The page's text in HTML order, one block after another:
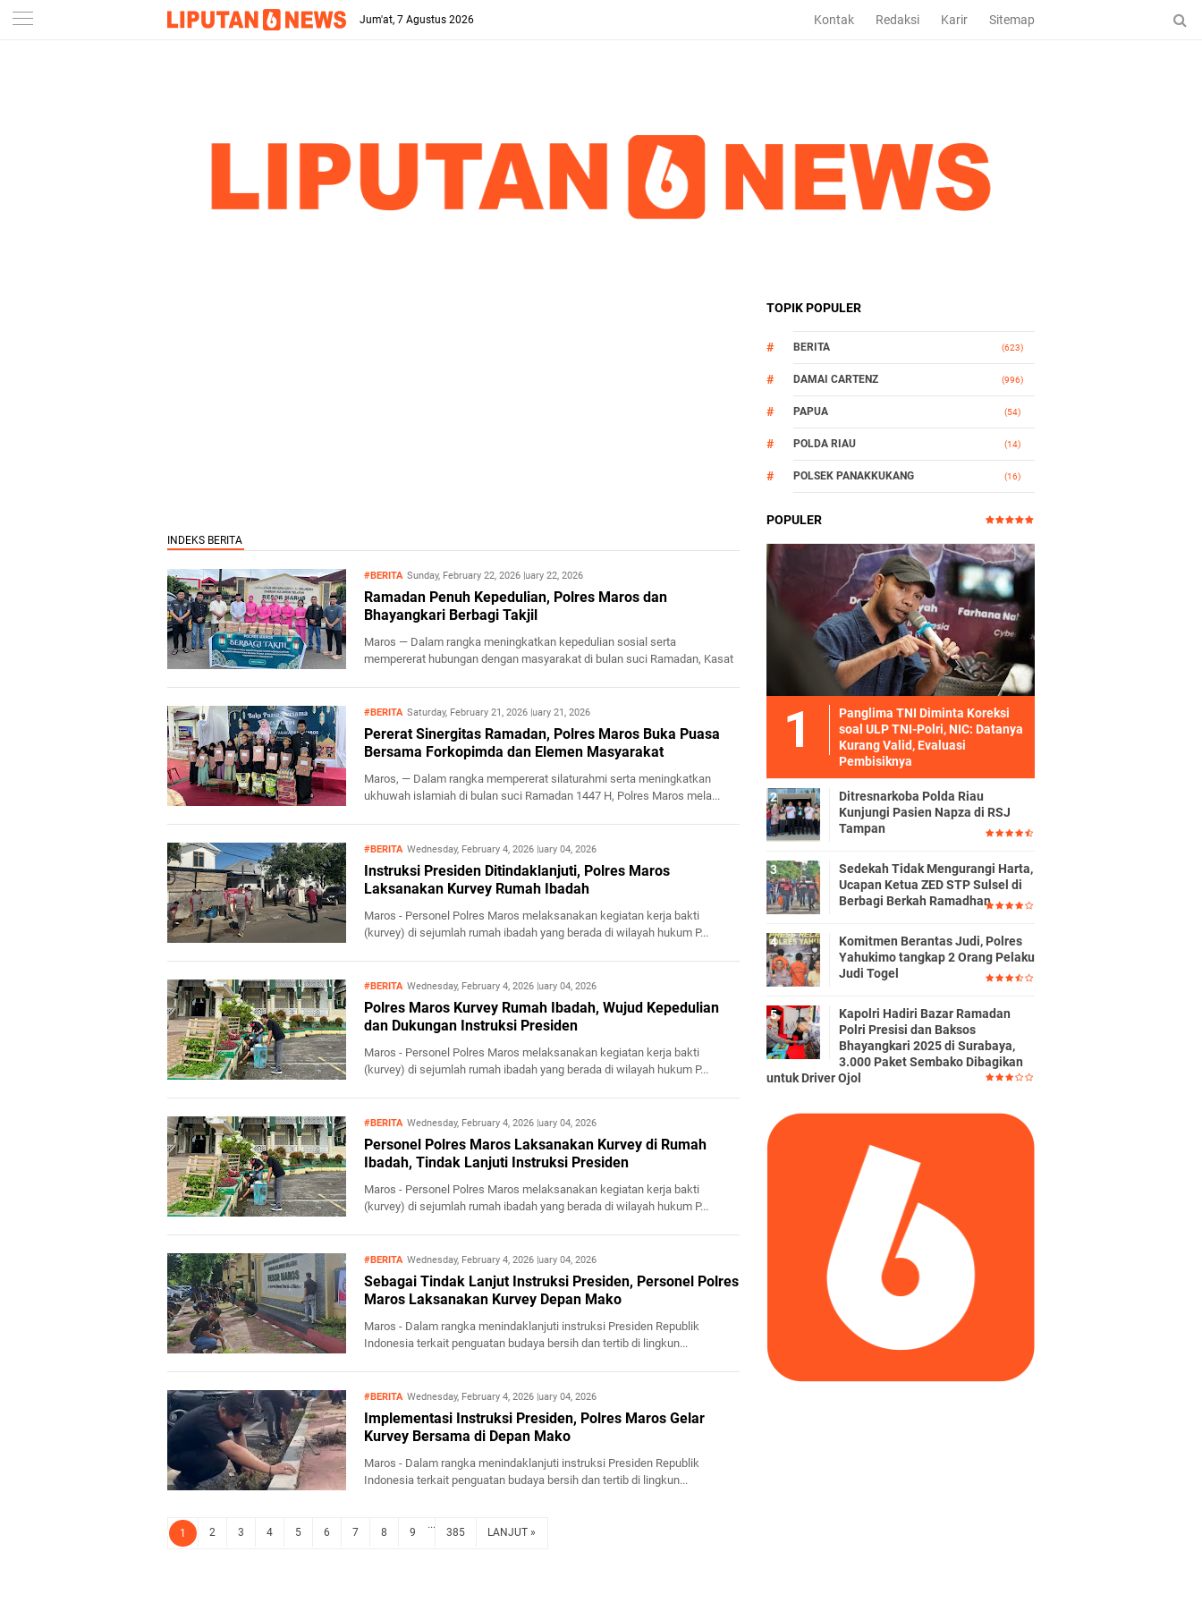
-->
Jum'at, 7 Agustus 2026 Kontak Redaksi Karir Sitemap
TOPIK POPULER
BERITA (623)
DAMAI CARTENZ (996)
PAPUA (54)
POLDA RIAU (14)
POLSEK PANAKKUKANG (16)
#BERITA Sunday, February 22, 2026February 22, 2026
Ramadan Penuh Kepedulian, Polres Maros dan
Bhayangkari Berbagi Takjil
Maros — Dalam rangka meningkatkan kepedulian sosial serta
mempererat hubungan dengan masyarakat di bulan suci Ramadan, Kasat
#BERITA Saturday, February 21, 2026February 21, 2026
Pererat Sinergitas Ramadan, Polres Maros Buka Puasa
Bersama Forkopimda dan Elemen Masyarakat
Maros, — Dalam rangka mempererat silaturahmi serta meningkatkan
ukhuwah islamiah di bulan suci Ramadan 1447 H, Polres Maros mela...
#BERITA Wednesday, February 4, 2026February 04, 2026
Instruksi Presiden Ditindaklanjuti, Polres Maros
Laksanakan Kurvey Rumah Ibadah
Maros - Personel Polres Maros melaksanakan kegiatan kerja bakti
(kurvey) di sejumlah rumah ibadah yang berada di wilayah hukum P...
#BERITA Wednesday, February 4, 2026February 04, 2026
Polres Maros Kurvey Rumah Ibadah, Wujud Kepedulian
dan Dukungan Instruksi Presiden
Maros - Personel Polres Maros melaksanakan kegiatan kerja bakti
(kurvey) di sejumlah rumah ibadah yang berada di wilayah hukum P...
#BERITA Wednesday, February 4, 2026February 04, 2026
Personel Polres Maros Laksanakan Kurvey di Rumah
Ibadah, Tindak Lanjuti Instruksi Presiden
Maros - Personel Polres Maros melaksanakan kegiatan kerja bakti
(kurvey) di sejumlah rumah ibadah yang berada di wilayah hukum P...
#BERITA Wednesday, February 4, 2026February 04, 2026
Sebagai Tindak Lanjut Instruksi Presiden, Personel Polres
Maros Laksanakan Kurvey Depan Mako
Maros - Dalam rangka menindaklanjuti instruksi Presiden Republik
Indonesia terkait penguatan budaya bersih dan tertib di lingkun...
#BERITA Wednesday, February 4, 2026February 04, 2026
Implementasi Instruksi Presiden, Polres Maros Gelar
Kurvey Bersama di Depan Mako
Maros - Dalam rangka menindaklanjuti instruksi Presiden Republik
Indonesia terkait penguatan budaya bersih dan tertib di lingkun...
1 2 3 4 5 6 7 8 9
...
385 LANJUT »
POPULER
Panglima TNI Diminta Koreksi
soal ULP TNI-Polri, NIC: Datanya
Kurang Valid, Evaluasi
Pembisiknya
Ditresnarkoba Polda Riau
Kunjungi Pasien Napza di RSJ
Tampan
Sedekah Tidak Mengurangi Harta,
Ucapan Ketua ZED STP Sulsel di
Berbagi Berkah Ramadhan
Komitmen Berantas Judi, Polres
Yahukimo tangkap 2 Orang Pelaku
Judi Togel
Kapolri Hadiri Bazar Ramadan
Polri Presisi dan Baksos
Bhayangkari 2025 di Surabaya,
3.000 Paket Sembako Dibagikan
untuk Driver Ojol